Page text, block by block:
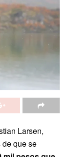
Larsen,
que se